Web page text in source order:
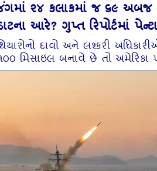
૨૪ કલાકમાં જ ૬૯ અબજ
આરે? ગુપ્ત રિપોર્ટમાં
દાવો અને લશ્કરી
મિસાઇલ બનાવે છે તો અમેરિકા